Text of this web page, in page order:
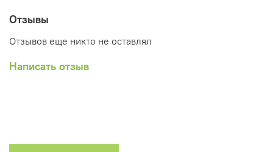
Отзывы
Отзывов еще никто не оставлял
Написать отзыв